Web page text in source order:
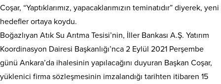
Coşar, “Yaptıklarımız, yapacaklarımızın teminatıdır” diyerek, yeni
hedefler ortaya koydu.
Boğazlıyan Atık Su Arıtma Tesisi’nin, İller Bankası A.Ş. Yatırım
Koordinasyon Dairesi Başkanlığı’nca 2 Eylül 2021 Perşembe
günü Ankara’da ihalesinin yapılacağını duyuran Başkan Coşar,
yüklenici firma sözleşmesinin imzalandığı tarihten itibaren 15